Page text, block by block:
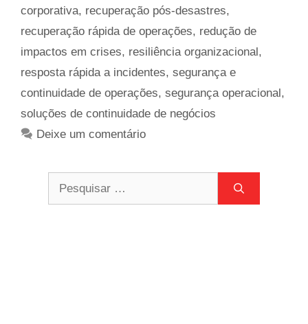
corporativa, recuperação pós-desastres,
recuperação rápida de operações, redução de
impactos em crises, resiliência organizacional ,
resposta rápida a incidentes, segurança e
continuidade de operações, segurança operacional ,
soluções de continuidade de negócios
Deixe um comentário